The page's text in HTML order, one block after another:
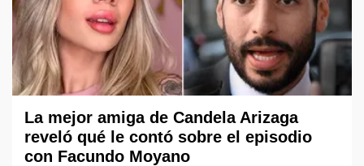
La mejor amiga de Candela Arizaga
reveló qué le contó sobre el episodio
con Facundo Moyano